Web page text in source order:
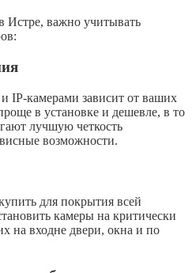
Истре, важно учитывать
IP-камерами зависит от ваших
в установке и дешевле, в то
лучшую четкость
возможности.
для покрытия всей
камеры на критически
на входне двери, окна и по